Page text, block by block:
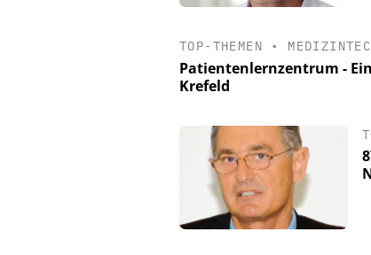
TOP-THEMEN •
Patientenlernzentrum -
Krefeld